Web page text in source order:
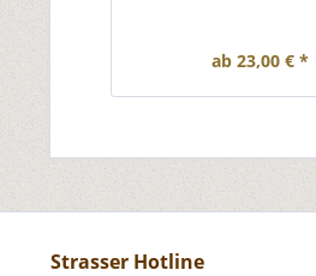
ab 23,00 € *
Strasser Hotline